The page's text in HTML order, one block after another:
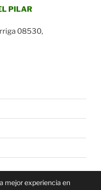
PILAR
08530,
mejor experiencia en